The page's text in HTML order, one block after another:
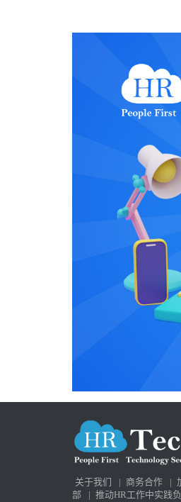
关于我们 | 商务合作 |
部
| 推动HR工作中实践